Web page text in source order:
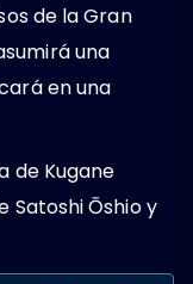
de la Gran
una
en una
de Kugane
Satoshi Ōshio y